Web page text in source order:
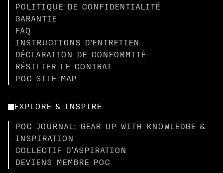
POLITIQUE DE CONFIDENTIALITÉ
GARANTIE
FAQ
INSTRUCTIONS D'ENTRETIEN
DÉCLARATION DE CONFORMITÉ
RÉSILIER LE CONTRAT
POC SITE MAP
EXPLORE & INSPIRE
POC JOURNAL: GEAR UP WITH KNOWLEDGE &
INSPIRATION
COLLECTIF D’ASPIRATION
DEVIENS MEMBRE POC